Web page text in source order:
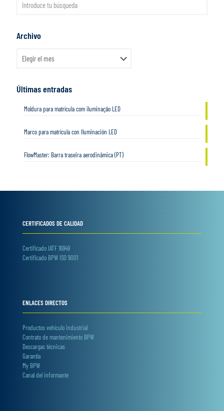
Archivo
Últimas entradas
Moldura para matrícula com iluminação LED
Marco para matrícula con Iluminación LED
FlowMaster: Barra traseira aerodinâmica (PT)
CERTIFICADOS DE CALIDAD
Certificado IATF 16949
Certificado BPW ISO 9001
ENLACES DIRECTOS
Productos vehículo industrial
Contrato de mantenimiento BPW
Descargas técnicas
Garantía
My BPW
Canal del informante